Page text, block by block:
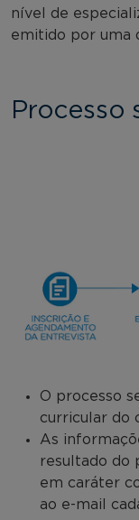
nível de
emitido por uma
Processo
O processo
curricular do
As
resultado do
em caráter
ao e-mail